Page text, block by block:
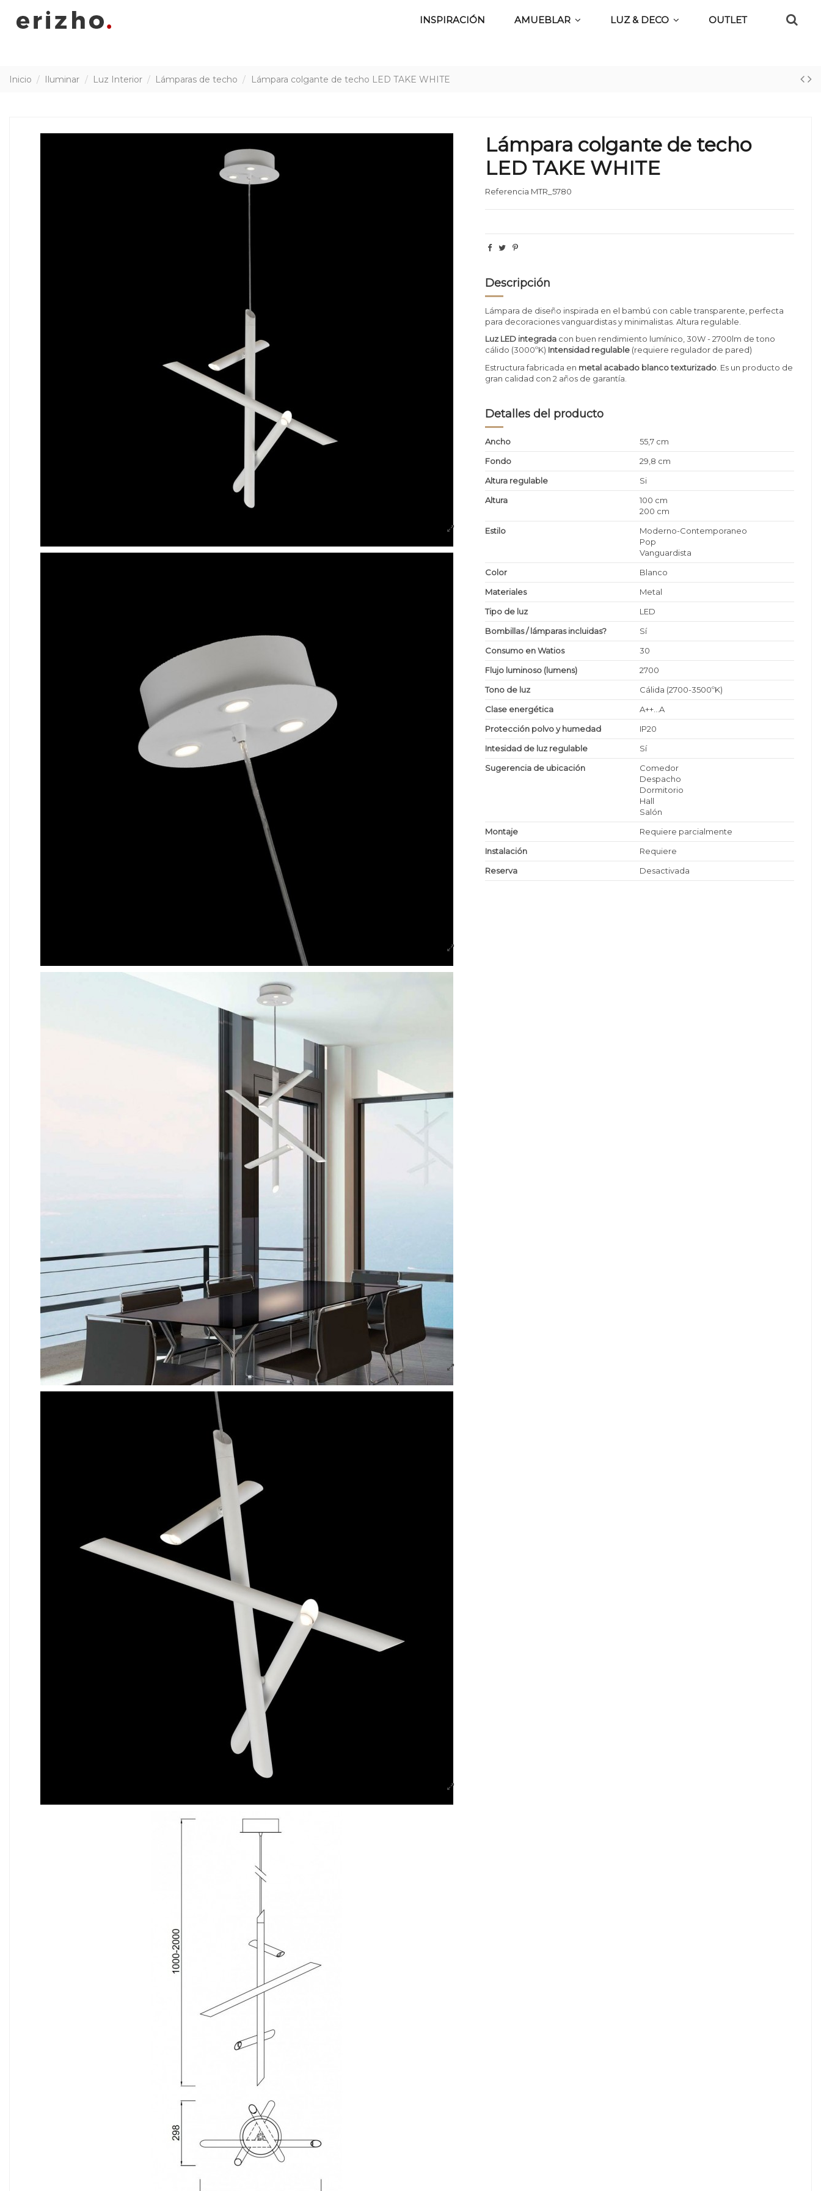
INSPIRACIÓN AMUEBLAR LUZ & DECO OUTLET
Inicio Iluminar Luz Interior Lámparas de techo Lámpara colgante de techo LED TAKE WHITE
Lámpara colgante de techo
LED TAKE WHITE
Referencia MTR_5780
Descripción
Lámpara de diseño inspirada en el bambú con cable transparente, perfecta
para decoraciones vanguardistas y minimalistas. Altura regulable.
Luz LED integrada con buen rendimiento lumínico, 30W - 2700lm de tono
cálido (3000ºK) Intensidad regulable (requiere regulador de pared)
Estructura fabricada en metal acabado blanco texturizado Es un producto de
gran calidad con 2 años de garantía.
Detalles del producto
Ancho
55,7 cm
Fondo
29,8 cm
Altura regulable
Si
Altura
100 cm
200 cm
Estilo
Moderno-Contemporaneo
Pop
Vanguardista
Color
Blanco
Materiales
Metal
Tipo de luz
LED
Bombillas / lámparas incluidas?
Sí
Consumo en Watios
30
Flujo luminoso (lumens)
2700
Tono de luz
Cálida (2700-3500ºK)
Clase energética
A++...A
Protección polvo y humedad
IP20
Intesidad de luz regulable
Sí
Sugerencia de ubicación
Comedor
Despacho
Dormitorio
Hall
Salón
Montaje
Requiere parcialmente
Instalación
Requiere
Reserva
Desactivada